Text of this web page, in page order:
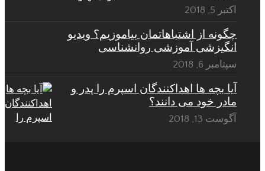
اکتبر 5, 2018
چگونه از اشتباهاتمان بیاموزیم؟ ویدیو
انگیزشی آموزشی روانشناسی
سپتامبر 6, 2018
آیا بچه ها اهداکنندگان اسپرم را پدر و
مادر خود می دانند؟
آگوست 13, 2018